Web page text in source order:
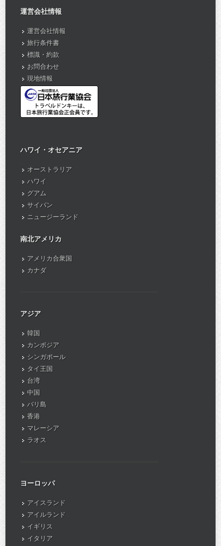
運営会社情報
運営会社情報
旅行条件書
標識・約款
お問合わせ
現地情報
ハワイ・オセアニア
オーストラリア
ハワイ
グアム
サイパン
ニュージーランド
南北アメリカ
アメリカ合衆国
カナダ
アジア
韓国
カンボジア
シンガポール
タイ王国
台湾
中国
バリ島
香港
マレーシア
ラオス
ヨーロッパ
アイスランド
アイルランド
イギリス
イタリア